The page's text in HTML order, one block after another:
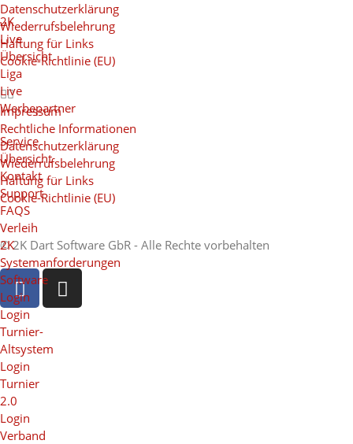
2K
Live
Übersicht
Liga
Live
Werbepartner
Service
Übersicht
Kontakt
Support
FAQS
Verleih
2K
Systemanforderungen
Software
Login
Login
Turnier-
Altsystem
Login
Turnier
2.0
Login
Verband
Datenschutzerklärung
Wiederrufsbelehrung
Haftung für Links
Cookie-Richtlinie (EU)
Impressum
Rechtliche Informationen
Datenschutzerklärung
Wiederrufsbelehrung
Haftung für Links
Cookie-Richtlinie (EU)
© 2K Dart Software GbR - Alle Rechte vorbehalten